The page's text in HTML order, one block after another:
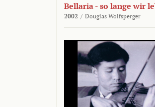
Bellaria - so lange wir
2002 / Douglas Wolfsperger